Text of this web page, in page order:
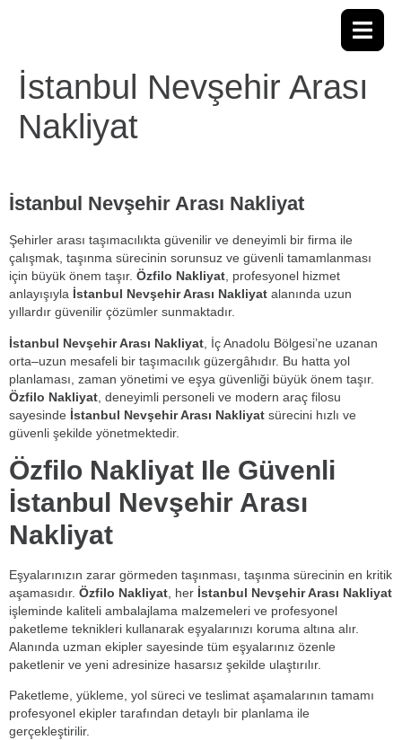
İstanbul Nevşehir Arası
Nakliyat
İstanbul Nevşehir Arası Nakliyat
Şehirler arası taşımacılıkta güvenilir ve deneyimli bir firma ile
çalışmak, taşınma sürecinin sorunsuz ve güvenli tamamlanması
için büyük önem taşır. Özfilo Nakliyat , profesyonel hizmet
anlayışıyla İstanbul Nevşehir Arası Nakliyat alanında uzun
yıllardır güvenilir çözümler sunmaktadır.
İstanbul Nevşehir Arası Nakliyat , İç Anadolu Bölgesi’ne uzanan
orta–uzun mesafeli bir taşımacılık güzergâhıdır. Bu hatta yol
planlaması, zaman yönetimi ve eşya güvenliği büyük önem taşır.
Özfilo Nakliyat , deneyimli personeli ve modern araç filosu
sayesinde İstanbul Nevşehir Arası Nakliyat sürecini hızlı ve
güvenli şekilde yönetmektedir.
Özfilo Nakliyat Ile Güvenli
İstanbul Nevşehir Arası
Nakliyat
Eşyalarınızın zarar görmeden taşınması, taşınma sürecinin en kritik
aşamasıdır. Özfilo Nakliyat , her İstanbul Nevşehir Arası Nakliyat
işleminde kaliteli ambalajlama malzemeleri ve profesyonel
paketleme teknikleri kullanarak eşyalarınızı koruma altına alır.
Alanında uzman ekipler sayesinde tüm eşyalarınız özenle
paketlenir ve yeni adresinize hasarsız şekilde ulaştırılır.
Paketleme, yükleme, yol süreci ve teslimat aşamalarının tamamı
profesyonel ekipler tarafından detaylı bir planlama ile
gerçekleştirilir.